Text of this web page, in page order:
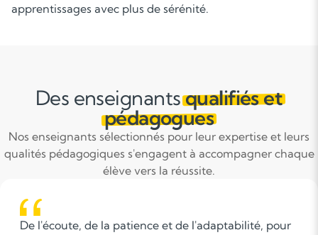
apprentissages avec plus de sérénité.
Des enseignantsqualifiés et
pédagogues
Nos enseignants sélectionnés pour leur expertise et leurs
qualités pédagogiques s'engagent à accompagner chaque
élève vers la réussite.
Je pense que pour accompagner correctement des